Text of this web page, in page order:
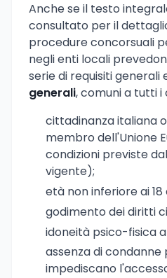
Anche se il testo
consultato per il
procedure concorsuali
negli enti locali
serie di requisiti generali
generali, comuni a tutti i
cittadinanza italiana
membro dell'Unione
condizioni previste
vigente);
età non inferiore ai 18
godimento dei diritti
idoneità psico-fisica
assenza di condanne
impediscano